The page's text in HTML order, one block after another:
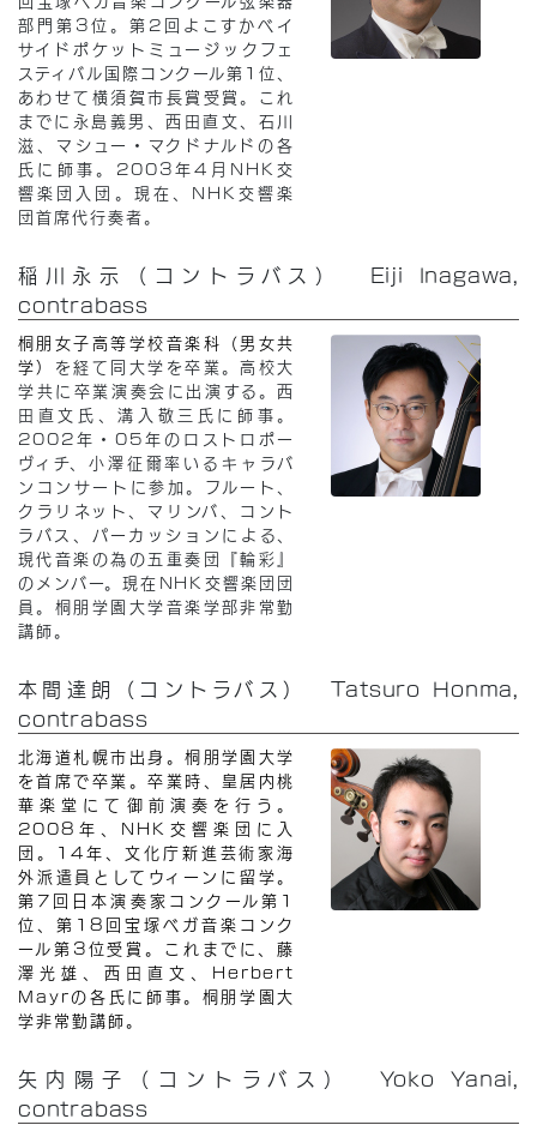
部門第3位。第2回よこすかベイ
サイドポケットミュージックフェ
スティバル国際コンクール第1位、
あわせて横須賀市長賞受賞。これ
までに永島義男、西田直文、石川
滋、マシュー・マクドナルドの各
氏に師事。2003年4月NHK交
響楽団入団。現在、NHK交響楽
団首席代行奏者。
稲川永示（コントラバス） Eiji Inagawa,
contrabass
桐朋女子高等学校音楽科（男女共
学） を経て同大学を卒業。高校大
学共に卒業演奏会に出演する。西
田直文氏、溝入敬三氏に師事。
2002年・05年のロストロポー
ヴィチ、小澤征爾率いるキャラバ
ンコンサートに参加。フルート、
クラリネット、マリンバ、コント
ラバス、パーカッションによる、
現代音楽の為の五重奏団『輪彩』
のメンバー。現在NHK交響楽団団
員。桐朋学園大学音楽学部非常勤
講師。
本間達朗（コントラバス） Tatsuro Honma,
contrabass
北海道札幌市出身。桐朋学園大学
を首席で卒業。卒業時、皇居内桃
華楽堂にて御前演奏を行う。
2008年、NHK交響楽団に入
団。14年、文化庁新進芸術家海
外派遣員としてウィーンに留学。
第7回日本演奏家コンクール第1
位、第18回宝塚ベガ音楽コンク
ール第3位受賞。これまでに、藤
澤光雄、西田直文、Herbert
Mayrの各氏に師事。桐朋学園大
学非常勤講師。
矢内陽子（コントラバス） Yoko Yanai,
contrabass